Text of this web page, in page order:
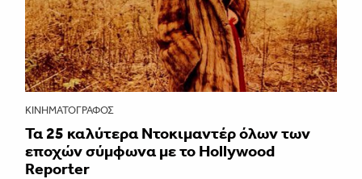
ΚΙΝΗΜΑΤΟΓΡΆΦΟΣ
Τα 25 καλύτερα Ντοκιμαντέρ όλων των
εποχών σύμφωνα με το Hollywood
Reporter